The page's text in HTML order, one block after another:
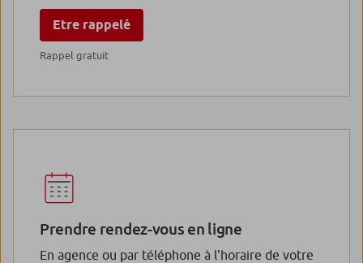
Etre rappelé
Rappel gratuit
Prendre rendez-vous en ligne
En agence ou par téléphone à l'horaire de votre